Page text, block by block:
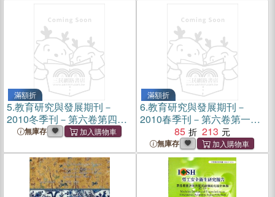
滿額折
5.教育研究與發展期刊－
2010冬季刊－第六卷第四期
(99/12)
無庫存
滿額折
6.教育研究與發展期刊－
2010春季刊－第六卷第一期
85 213
無庫存